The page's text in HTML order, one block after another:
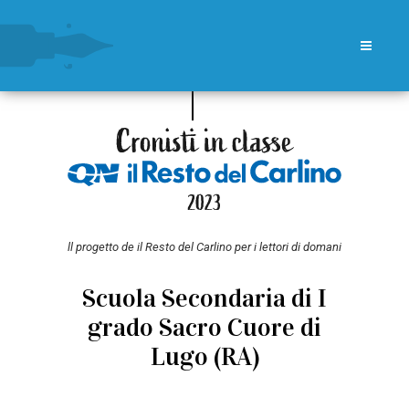
ll progetto de il Resto del Carlino per i lettori di domani
Scuola Secondaria di I
grado Sacro Cuore di
Lugo (RA)